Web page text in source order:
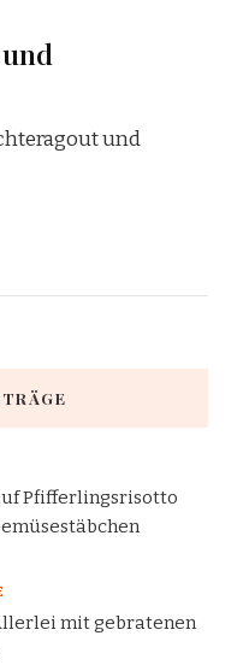
und
Pfifferlingsrisotto
mit gebratenen